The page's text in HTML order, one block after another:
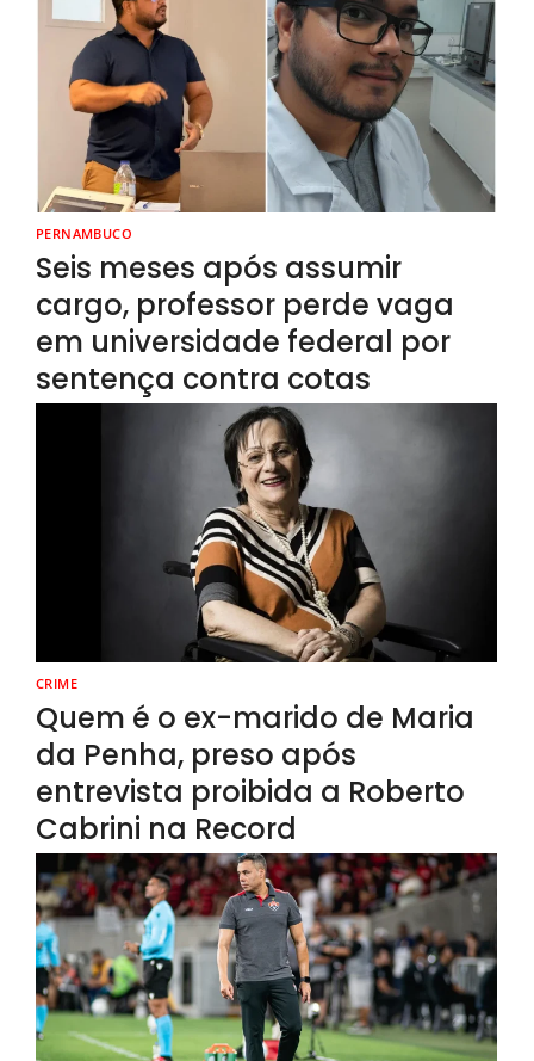
PERNAMBUCO
Seis meses após assumir
cargo, professor perde vaga
em universidade federal por
sentença contra cotas
CRIME
Quem é o ex-marido de Maria
da Penha, preso após
entrevista proibida a Roberto
Cabrini na Record